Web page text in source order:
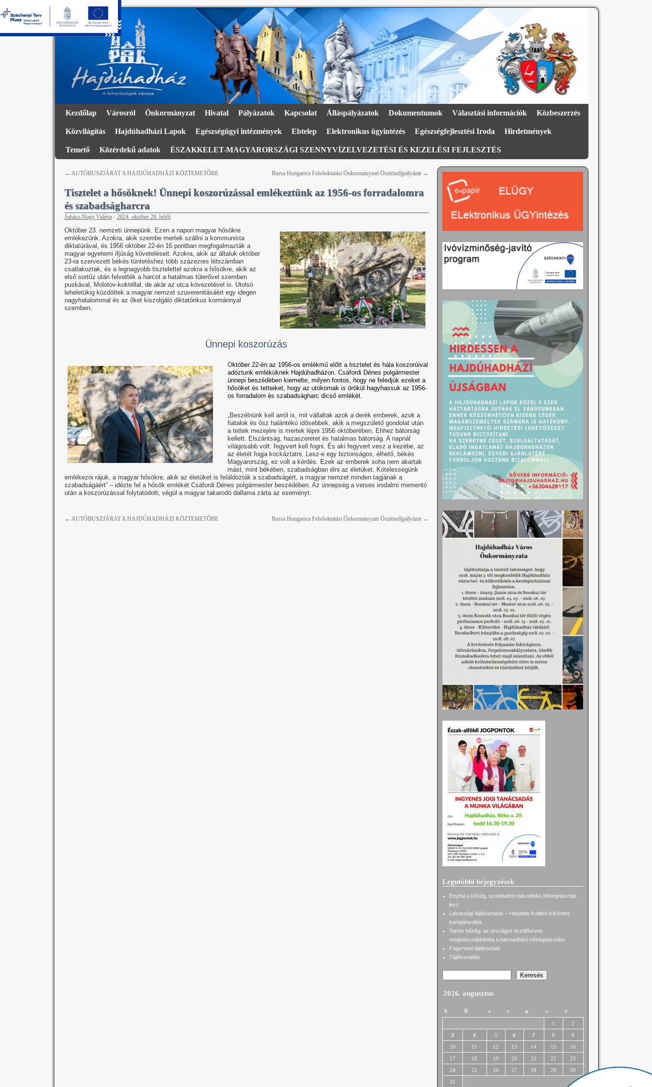
Kezdőlap Városról Önkormányzat Hivatal Pályázatok Kapcsolat Álláspályázatok Dokumentumok Választási információk Közbeszerzés
Közvilágítás Hajdúhadházi Lapok Egészségügyi intézmények Ebtelep Elektronikus ügyintézés Egészségfejlesztési Iroda Hirdetmények
Temető Közérdekű adatok ÉSZAKKELET-MAGYARORSZÁGI SZENNYVÍZELVEZETÉSI ÉS KEZELÉSI FEJLESZTÉS
← AUTÓBUSZJÁRAT A HAJDÚHADHÁZI KÖZTEMETŐBE Bursa Hungarica Felsőoktatási Önkormányzati Ösztöndíjpályázat →
Tisztelet a hősöknek! Ünnepi koszorúzással emlékeztünk az 1956-os forradalomra
és szabadságharcra
Juhász-Nagy Valéria- 2024. október 28. hétfő
Október 23. nemzeti ünnepünk. Ezen a napon magyar hősökre
emlékezünk. Azokra, akik szembe mertek szállni a kommunista
diktatúrával, és 1956 október 22-én 16 pontban megfogalmazták a
magyar egyetemi ifjúság követeléseit. Azokra, akik az általuk október
23-ra szervezett békés tüntetéshez több százezres létszámban
csatlakoztak, és a legnagyobb tisztelettel azokra a hősökre, akik az
első sortűz után felvették a harcot a hatalmas túlerővel szemben
puskával, Molotov-koktéllal, de akár az utca kövezetével is. Utolsó
leheletükig küzdöttek a magyar nemzet szuverenitásáért egy idegen
nagyhatalommal és az őket kiszolgáló diktatórikus kormánnyal
szemben.
Ünnepi koszorúzás
Október 22-én az 1956-os emlékmű előtt a tisztelet és hála koszorúival
adóztunk emléküknek Hajdúhadházon. Csáfordi Dénes polgármester
ünnepi beszédében kiemelte, milyen fontos, hogy ne feledjük ezeket a
hősöket és tetteiket, hogy az utókornak is örökül hagyhassuk az 1956-
os forradalom és szabadságharc dicső emlékét.
„Beszélnünk kell arról is, mit vállaltak azok a derék emberek, azok a
fiatalok és ősz halántékú idősebbek, akik a megszülető gondolat után
a tettek mezejére is mertek lépni 1956 októberében. Ehhez bátorság
kellett. Elszántság, hazaszeretet és hatalmas bátorság. A napnál
világosabb volt: fegyvert kell fogni. És aki fegyvert vesz a kezébe, az
az életét fogja kockáztatni. Lesz-e egy biztonságos, élhető, békés
Magyarország, ez volt a kérdés. Ezek az emberek soha nem akartak
mást, mint békében, szabadságban élni az életüket. Kötelességünk
emlékezni rájuk, a magyar hősökre, akik az életüket is feláldozták a szabadságért, a magyar nemzet minden tagjának a
szabadságáért” – idézte fel a hősök emlékét Csáfordi Dénes polgármester beszédében. Az ünnepség a verses irodalmi mementó
után a koszorúzással folytatódott, végül a magyar takarodó dallama zárta az eseményt.
← AUTÓBUSZJÁRAT A HAJDÚHADHÁZI KÖZTEMETŐBE Bursa Hungarica Felsőoktatási Önkormányzati Ösztöndíjpályázat →
Legutóbbi bejegyzések
Enyhül a hőség, szombattól másodfokú hőségriasztás
lesz
Lakossági tájékoztatás – Hepatitis A elleni önkéntes
kampányoltás
Tartós hőség: az országos tisztifőorvos
meghosszabbította a harmadfokú hőségriasztást
Fogorvosi tájékoztató
Tájékoztatás
Keresés
2026. augusztus
h K s c p s v
1
2
3
4 5 6 7 8
9
10
11 12 13 14 15
16
17
18 19 20 21 22
23
24
25 26 27 28 29
30
31